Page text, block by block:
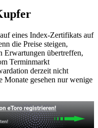
eines Index-Zertifikats auf
die Preise steigen,
Erwartungen übertreffen,
Terminmarkt
derzeit nicht
Monate gesehen nur wenige